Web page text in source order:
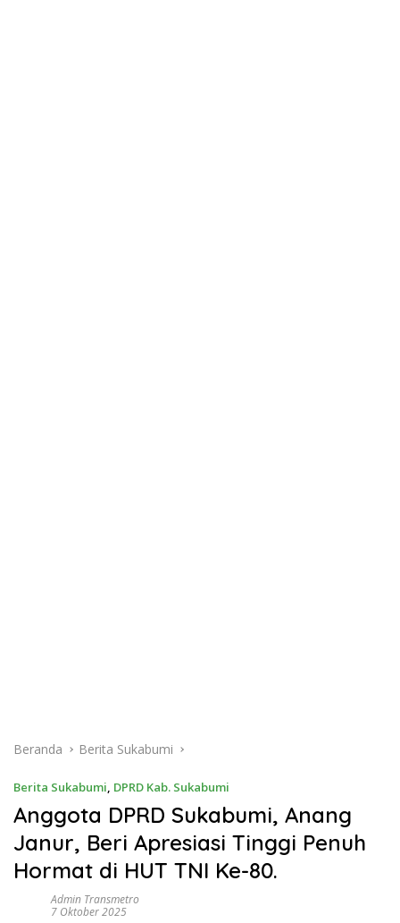
Beranda Berita Sukabumi
Berita Sukabumi, DPRD Kab. Sukabumi
Anggota DPRD Sukabumi, Anang
Janur, Beri Apresiasi Tinggi Penuh
Hormat di HUT TNI Ke-80.
Admin Transmetro
7 Oktober 2025